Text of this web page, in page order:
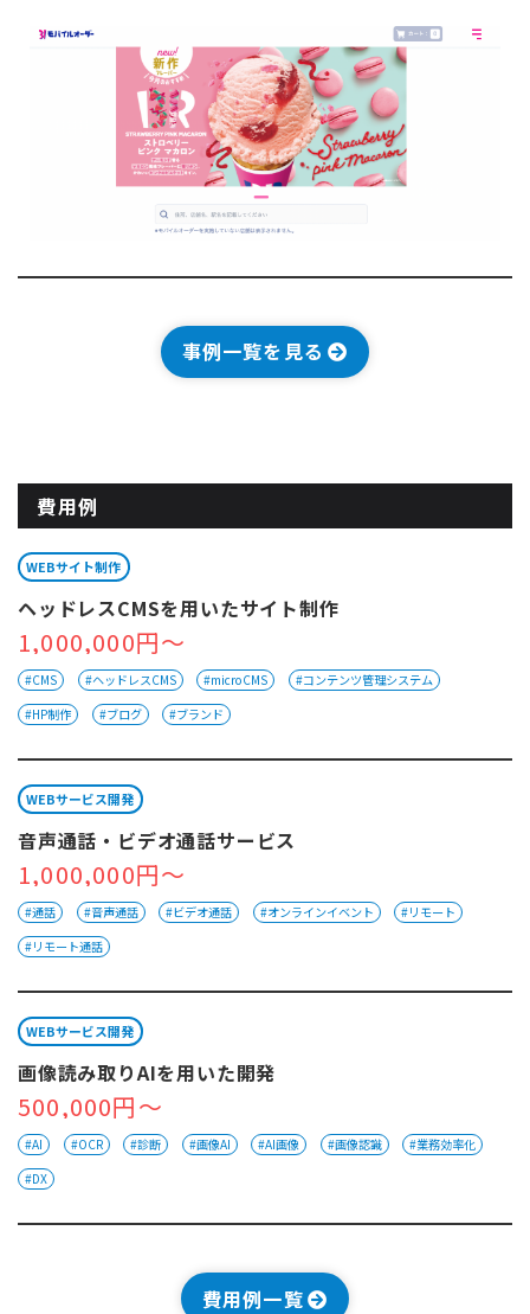
事例一覧を見る
費用例
WEBサイト制作
ヘッドレスCMSを用いたサイト制作
1,000,000円～
#CMS #ヘッドレスCMS #microCMS
#コンテンツ管理システム
#HP制作
#ブログ #ブランド
WEBサービス開発
音声通話・ビデオ通話サービス
1,000,000円～
#通話 #音声通話 #ビデオ通話 #オンラインイベント
#リモート
#リモート通話
WEBサービス開発
画像読み取りAIを用いた開発
500,000円～
#AI #OCR #診断 #画像AI #AI画像 #画像認識
#業務効率化
#DX
費用例一覧